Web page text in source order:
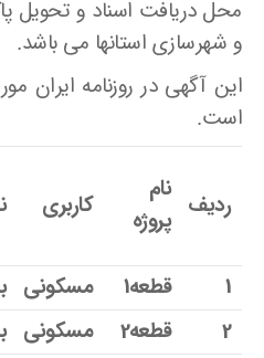
محل دریافت اسناد و تحویل
و شهرسازی استانها می باشد.
است.
ردیف نام
پروژه
کاربری
1
قطعه1 مسکونی
2
قطعه2 مسکونی